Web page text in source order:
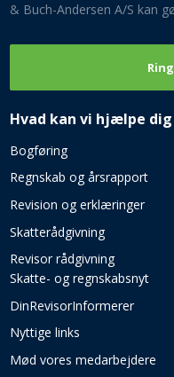
& Buch-Andersen A/S kan
Hvad kan vi hjælpe dig
Bogføring​
Regnskab og årsrapport
Revision og erklæringer
Skatterådgivning
Revisor rådgivning
Skatte- og regnskabsnyt
DinRevisorInformerer
Nyttige links
Mød vores medarbejdere